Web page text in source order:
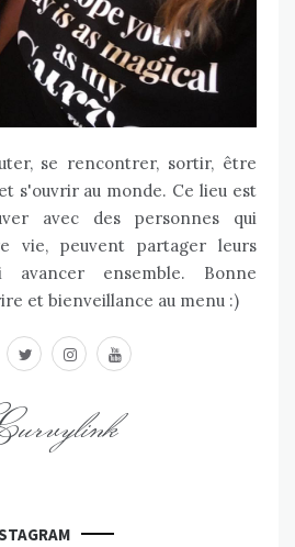
se rencontrer, sortir, être
s'ouvrir au monde. Ce lieu est
avec des personnes qui
vie, peuvent partager leurs
ensemble. Bonne
et bienveillance au menu :)
twitterinstagram
youtube